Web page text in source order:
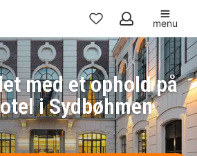
Mine
favoritter
menu
med et ophold på
i Sydbøhmen